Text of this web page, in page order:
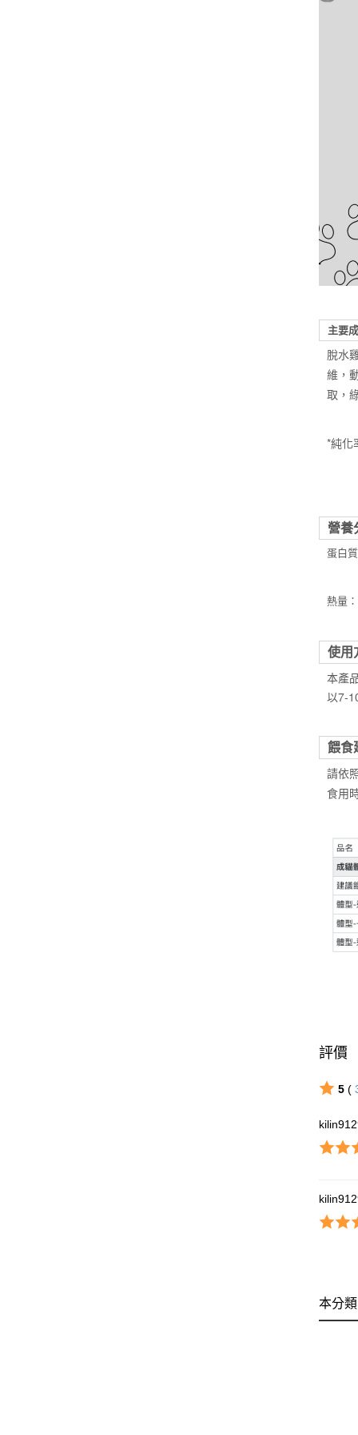
主要
脫水
維，
取，
*純化
營養
蛋白
熱量
使用
本產
以7-
餵食
請依
食用
評價
5(
本分